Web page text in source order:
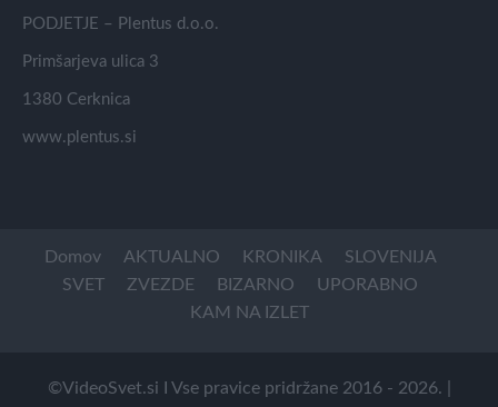
PODJETJE – Plentus d.o.o.
Primšarjeva ulica 3
1380 Cerknica
www.plentus.si
Domov AKTUALNO KRONIKA
SLOVENIJA
SVET
ZVEZDE BIZARNO
UPORABNO
KAM NA IZLET
©VideoSvet.si I Vse pravice pridržane 2016 - 2026.